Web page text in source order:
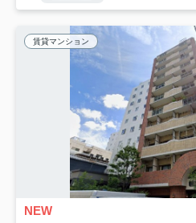
賃貸マンション
NEW